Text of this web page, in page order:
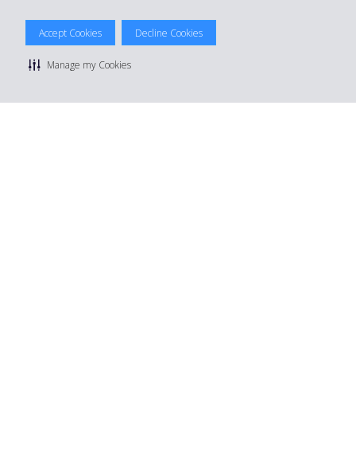
Accept Cookies Decline Cookies
Manage my Cookies
© 2026 The Hertz System, Inc.
Datenschutzrichtlinie | Nutzungsbedingungen
Sitemap Cookies verwalten